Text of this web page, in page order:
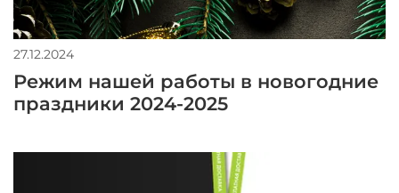
27.12.2024
Режим нашей работы в новогодние
праздники 2024-2025